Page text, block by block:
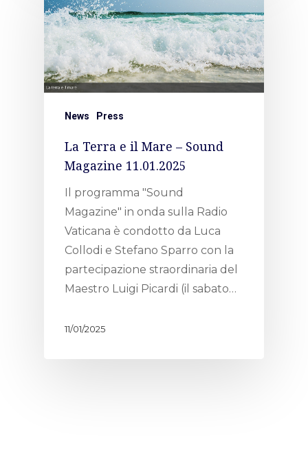
News Press
La Terra e il Mare – Sound
Magazine 11.01.2025
Il programma "Sound
Magazine" in onda sulla Radio
Vaticana è condotto da Luca
Collodi e Stefano Sparro con la
partecipazione straordinaria del
Maestro Luigi Picardi (il sabato…
11/01/2025